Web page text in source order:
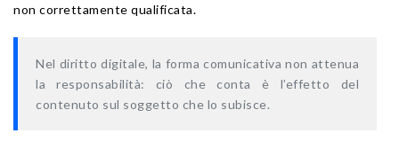
non correttamente qualificata.
Nel diritto digitale, la forma comunicativa non attenua
la responsabilità: ciò che conta è l’effetto del
contenuto sul soggetto che lo subisce.